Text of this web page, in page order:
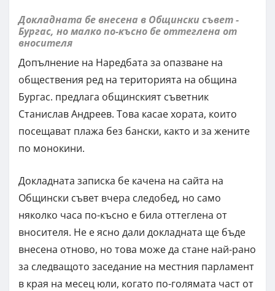
Докладната бе внесена в Общински съвет -
Бургас, но малко по-късно бе оттеглена от
вносителя
Допълнение на Наредбата за опазване на
обществения ред на територията на община
Бургас. предлага общинският съветник
Станислав Андреев. Това касае хората, които
посещават плажа без бански, както и за жените
по монокини.
Докладната записка бе качена на сайта на
Общински съвет вчера следобед, но само
няколко часа по-късно е била оттеглена от
вносителя. Не е ясно дали докладната ще бъде
внесена отново, но това може да стане най-рано
за следващото заседание на местния парламент
в края на месец юли, когато по-голямата част от